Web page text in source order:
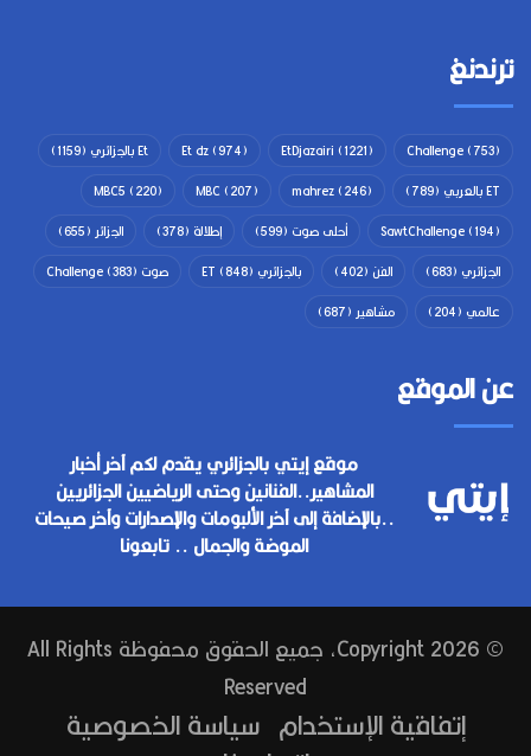
ترندنغ
Challenge(753)
EtDjazairi (1221)
Et dz(974) Et بالجزائري
(1159)
ET بالعربي
(789)
mahrez(246)
MBC(207)
MBC5 (220)
SawtChallenge(194) أحلى صوت (599) إطلالة (378) الجزائر (655)
الجزائري (683) الفن (402) بالجزائري ET (848) صوت Challenge (383)
عالمي (204) مشاهير (687)
عن الموقع
موقع إيتي بالجزائري يقدم لكم آخر أخبار
المشاهير..الفنانين وحتى الرياضيين الجزائريين
..بالإضافة إلى آخر الألبومات والإصدارات وآخر صيحات
الموضة والجمال .. تابعونا
© Copyright 2026, جميع الحقوق محفوظة All Rights
Reserved
إتفاقية الإستخدام سياسة الخصوصية